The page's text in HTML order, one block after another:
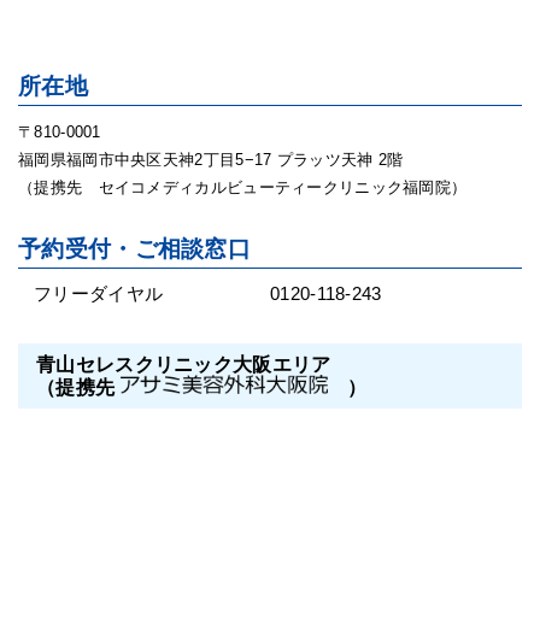
所在地
〒810-0001
福岡県福岡市中央区天神2丁目5−17 プラッツ天神 2階
（提携先 セイコメディカルビューティークリニック福岡院）
予約受付・ご相談窓口
フリーダイヤル 0120-118-243
青山セレスクリニック大阪エリア
（提携先
）